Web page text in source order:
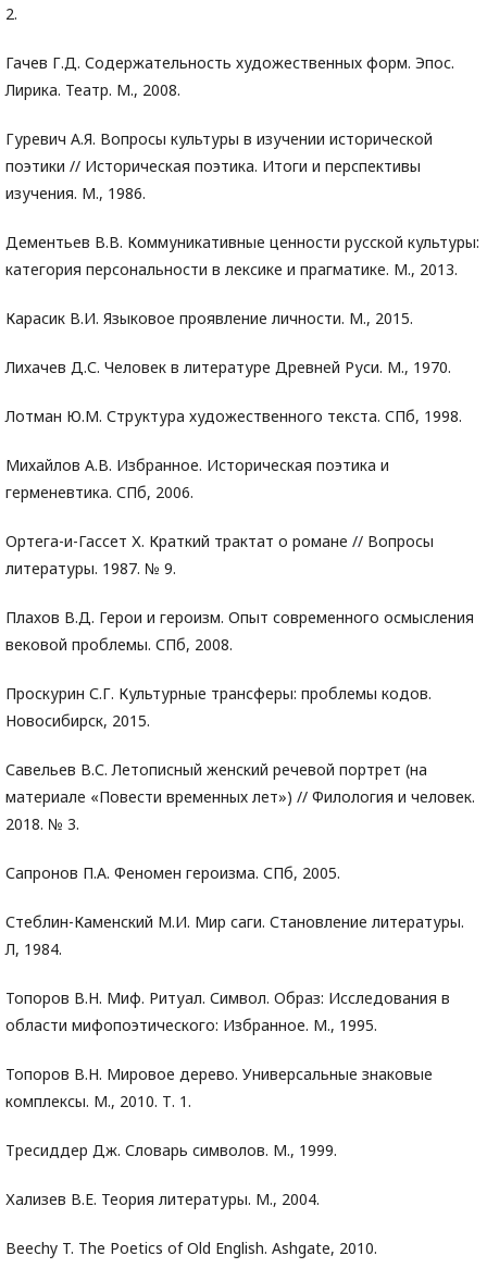
2.
Гачев Г.Д. Содержательность художественных форм. Эпос.
Лирика. Театр. М., 2008.
Гуревич А.Я. Вопросы культуры в изучении исторической
поэтики // Историческая поэтика. Итоги и перспективы
изучения. М., 1986.
Дементьев В.В. Коммуникативные ценности русской культуры:
категория персональности в лексике и прагматике. М., 2013.
Карасик В.И. Языковое проявление личности. М., 2015.
Лихачев Д.С. Человек в литературе Древней Руси. М., 1970.
Лотман Ю.М. Структура художественного текста. СПб, 1998.
Михайлов А.В. Избранное. Историческая поэтика и
герменевтика. СПб, 2006.
Ортега-и-Гассет Х. Краткий трактат о романе // Вопросы
литературы. 1987. № 9.
Плахов В.Д. Герои и героизм. Опыт современного осмысления
вековой проблемы. СПб, 2008.
Проскурин С.Г. Культурные трансферы: проблемы кодов.
Новосибирск, 2015.
Савельев В.С. Летописный женский речевой портрет (на
материале «Повести временных лет») // Филология и человек.
2018. № 3.
Сапронов П.А. Феномен героизма. СПб, 2005.
Стеблин-Каменский М.И. Мир саги. Становление литературы.
Л, 1984.
Топоров В.Н. Миф. Ритуал. Символ. Образ: Исследования в
области мифопоэтического: Избранное. М., 1995.
Топоров В.Н. Мировое дерево. Универсальные знаковые
комплексы. М., 2010. Т. 1.
Тресиддер Дж. Словарь символов. М., 1999.
Хализев В.Е. Теория литературы. М., 2004.
Beechy T. The Poetics of Old English. Ashgate, 2010.